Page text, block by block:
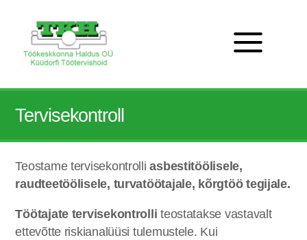
Tervisekontroll
Teostame tervisekontrolliasbestitöölisele,
raudteetöölisele, turvatöötajale, kõrgtöö tegijale.
Töötajate tervisekontrolliteostatakse vastavalt
ettevõtte riskianalüüsi tulemustele. Kui